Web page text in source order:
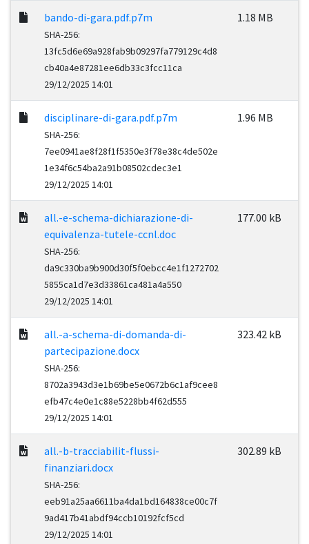
bando-di-gara.pdf.p7m
SHA-256:
13fc5d6e69a928fab9b09297fa779129c4d8
cb40a4e87281ee6db33c3fcc11ca
29/12/2025 14:01
1.18 MB
disciplinare-di-gara.pdf.p7m
SHA-256:
7ee0941ae8f28f1f5350e3f78e38c4de502e
1e34f6c54ba2a91b08502cdec3e1
29/12/2025 14:01
1.96 MB
all.-e-schema-dichiarazione-di-
equivalenza-tutele-ccnl.doc
SHA-256:
da9c330ba9b900d30f5f0ebcc4e1f1272702
5855ca1d7e3d33861ca481a4a550
29/12/2025 14:01
177.00 kB
all.-a-schema-di-domanda-di-
partecipazione.docx
SHA-256:
8702a3943d3e1b69be5e0672b6c1af9cee8
efb47c4e0e1c88e5228bb4f62d555
29/12/2025 14:01
323.42 kB
all.-b-tracciabilit-flussi-
finanziari.docx
SHA-256:
eeb91a25aa6611ba4da1bd164838ce00c7f
9ad417b41abdf94ccb10192fcf5cd
29/12/2025 14:01
302.89 kB